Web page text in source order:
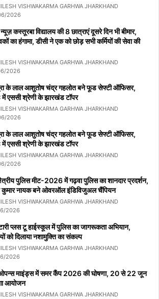
VISHWAKARMA GARHWA JHARKHAND
2026
कस्तूरबा विद्यालय की 8 छात्राएं दूसरे दिन भी बीमार,
का हंगामा, डीसी ने एक को छोड़ सभी कर्मियों की सेवा की
VISHWAKARMA GARHWA JHARKHAND
2026
के लाल आशुतोष चंद्र गहलोत बने फूड सेफ्टी ऑफिसर,
एससी श्रेणी के झारखंड टॉपर
VISHWAKARMA GARHWA JHARKHAND
2026
के लाल आशुतोष चंद्र गहलोत बने फूड सेफ्टी ऑफिसर,
एससी श्रेणी के झारखंड टॉपर
VISHWAKARMA GARHWA JHARKHAND
2026
पुलिस मीट-2026 में गढ़वा पुलिस का शानदार प्रदर्शन,
कुमार नायक बने ओवरऑल इंडिविजुअल चैंपियन
VISHWAKARMA GARHWA JHARKHAND
2026
प्लस टू हाईस्कूल में पुलिस का जागरूकता अभियान,
को दिलाया नशामुक्ति का संकल्प
VISHWAKARMA GARHWA JHARKHAND
2026
ओपन्स माइंड्स में समर कैंप 2026 की घोषणा, 20 से 22 जून
आयोजन
VISHWAKARMA GARHWA JHARKHAND